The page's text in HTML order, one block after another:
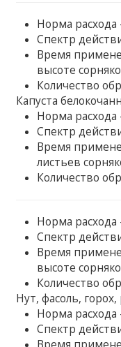
Норма расхода
Спектр
Время
высоте
Количество
Капуста
Норма расхода
Спектр
Время
листьев
Количество
Норма расхода
Спектр
Время
высоте
Количество
Нут, фасоль, горох,
Норма расхода
Спектр